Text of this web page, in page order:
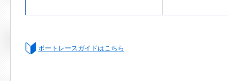
ボートレースガイドはこちら